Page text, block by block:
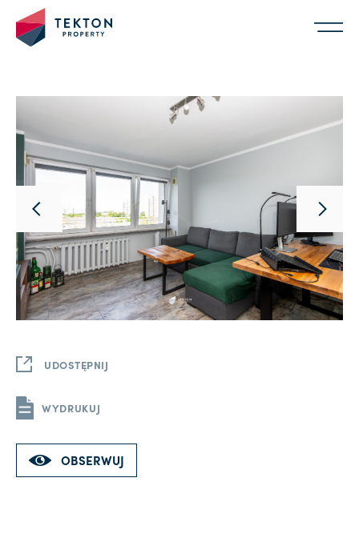
UDOSTĘPNIJ
WYDRUKUJ
OBSERWUJ